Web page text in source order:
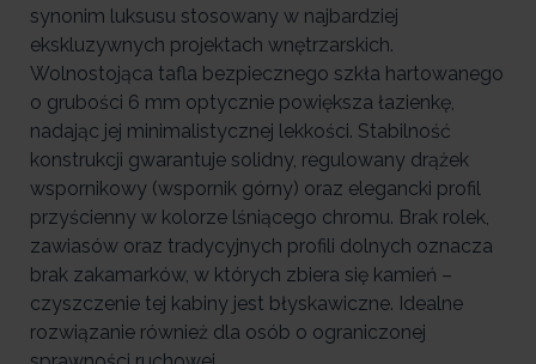
synonim luksusu stosowany w najbardziej
ekskluzywnych projektach wnętrzarskich.
Wolnostojąca tafla bezpiecznego szkła hartowanego
o grubości 6 mm optycznie powiększa łazienkę,
nadając jej minimalistycznej lekkości. Stabilność
konstrukcji gwarantuje solidny, regulowany drążek
wspornikowy (wspornik górny) oraz elegancki profil
przyścienny w kolorze lśniącego chromu. Brak rolek,
zawiasów oraz tradycyjnych profili dolnych oznacza
brak zakamarków, w których zbiera się kamień –
czyszczenie tej kabiny jest błyskawiczne. Idealne
rozwiązanie również dla osób o ograniczonej